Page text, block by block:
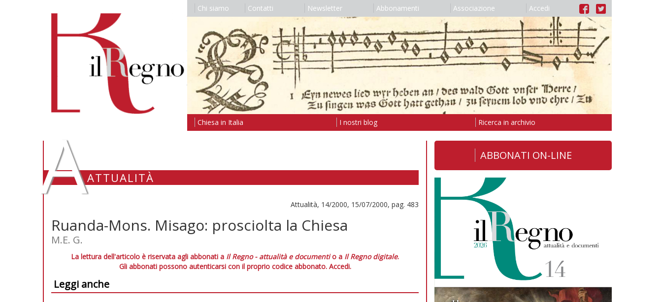
Chi siamo Contatti Newsletter Abbonamenti Associazione Accedi
Chiesa in Italia I nostri blog Ricerca in archivio
AATTUALITÀ
Attualità, 14/2000, 15/07/2000, pag. 483
Ruanda-Mons. Misago: prosciolta la Chiesa
M.E. G.
La lettura dell'articolo è riservata agli abbonati a Il Regno - attualità e documentio a Il Regno digitale.
Gli abbonati possono autenticarsi con il proprio codice abbonato. Accedi.
Leggi anche
ABBONATI ON-LINE